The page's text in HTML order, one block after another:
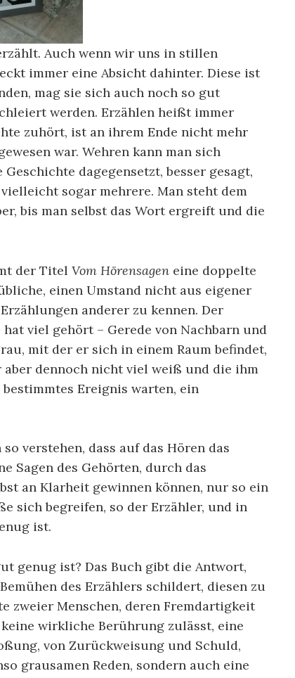
Auch wenn wir uns in stillen
immer eine Absicht dahinter. Diese ist
mag sie sich auch noch so gut
werden. Erzählen heißt immer
zuhört, ist an ihrem Ende nicht mehr
war. Wehren kann man sich
dagegensetzt, besser gesagt,
sogar mehrere. Man steht dem
bis man selbst das Wort ergreift und die
der Titel Vom Hörensagen eine doppelte
einen Umstand nicht aus eigener
anderer zu kennen. Der
viel gehört – Gerede von Nachbarn und
mit der er sich in einem Raum befindet,
dennoch nicht viel weiß und die ihm
Ereignis warten, ein
so verstehen, dass auf das Hören das
Sagen des Gehörten, durch das
an Klarheit gewinnen können, nur so ein
sich begreifen, so der Erzähler, und in
ist.
genug ist? Das Buch gibt die Antwort,
des Erzählers schildert, diesen zu
zweier Menschen, deren Fremdartigkeit
wirkliche Berührung zulässt, eine
von Zurückweisung und Schuld,
grausamen Reden, sondern auch eine